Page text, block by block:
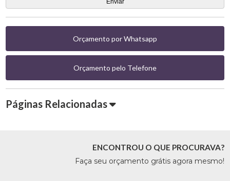
Orçamento por Whatsapp
Orçamento pelo Telefone
Páginas Relacionadas
ENCONTROU O QUE PROCURAVA?
Faça seu orçamento grátis agora mesmo!